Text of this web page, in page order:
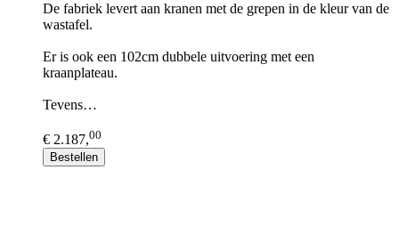
De fabriek levert aan kranen met de grepen in de kleur van de
wastafel.
Er is ook een 102cm dubbele uitvoering met een
kraanplateau.
Tevens…
€ 2.187,00
Bestellen